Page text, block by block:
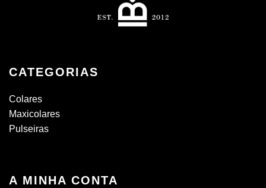
CATEGORIAS
Colares
Maxicolares
Pulseiras
A MINHA CONTA